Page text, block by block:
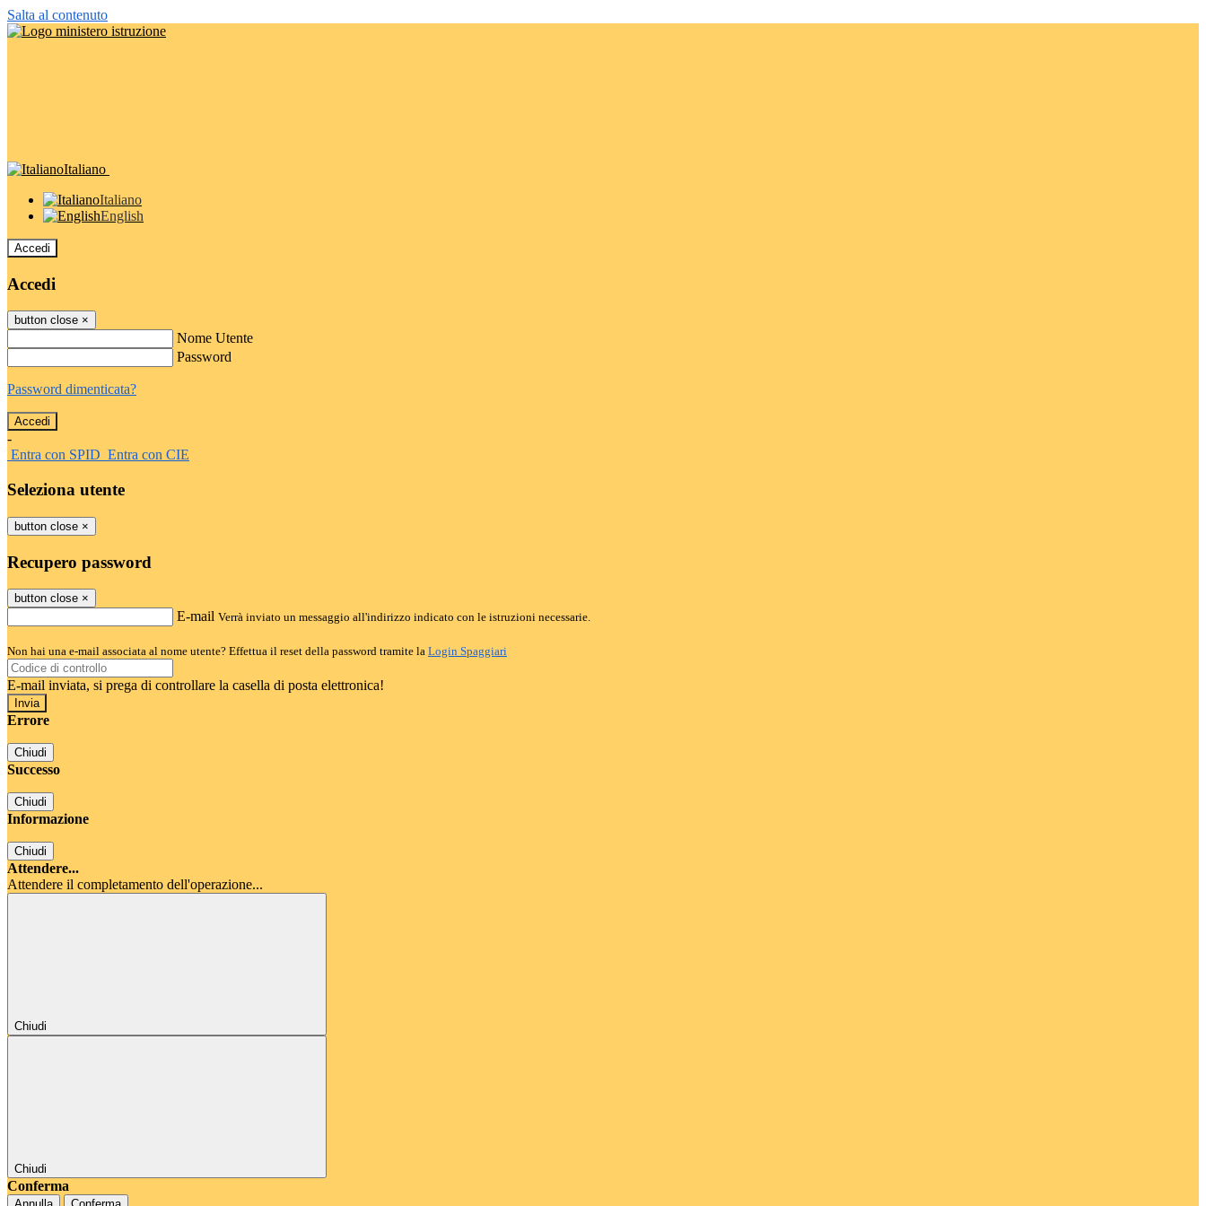
Salta al contenuto
Italiano
Italiano
English
Accedi
Accedi
button close ×
Nome Utente
Password
Password dimenticata?
-
Entra con SPID Entra con CIE
Seleziona utente
button close ×
Recupero password
button close ×
E-mail Verrà inviato un messaggio all'indirizzo indicato con le istruzioni necessarie.
Non hai una e-mail associata al nome utente? Effettua il reset della password tramite la Login Spaggiari
E-mail inviata, si prega di controllare la casella di posta elettronica!
Errore
Chiudi
Successo
Chiudi
Informazione
Chiudi
Attendere...
Attendere il completamento dell'operazione...
Chiudi
Chiudi
Conferma